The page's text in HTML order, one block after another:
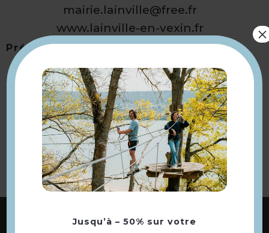
mairie.lainville@free.fr
www.lainville-en-vexin.fr
Présentation
Retourner
à la sélection
Jusqu’à – 50% sur votre
×